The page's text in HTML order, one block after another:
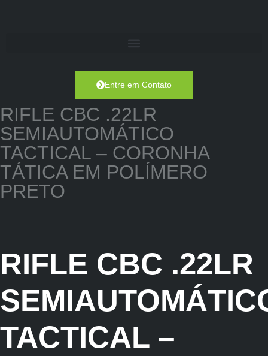
Entre em Contato
RIFLE CBC .22LR
SEMIAUTOMÁTICO
TACTICAL – CORONHA
TÁTICA EM POLÍMERO
PRETO
RIFLE CBC .22LR
TACTICAL –